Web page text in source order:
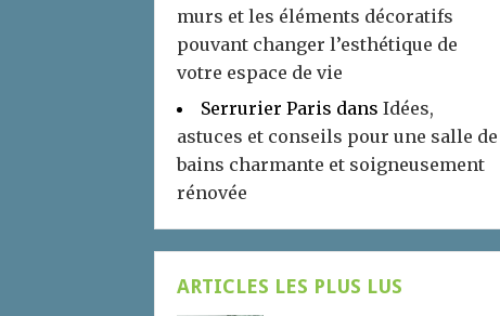
murs et les éléments décoratifs
pouvant changer l’esthétique de
votre espace de vie
Serrurier Paris dans Idées,
astuces et conseils pour une salle de
bains charmante et soigneusement
rénovée
ARTICLES LES PLUS LUS